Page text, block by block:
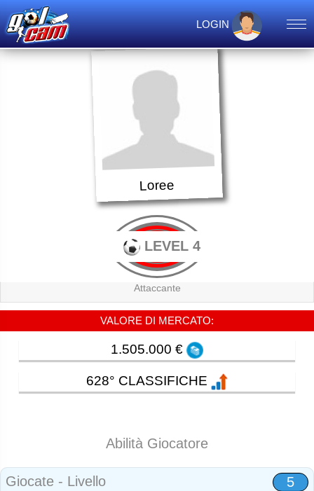
LOGIN
Loree
LEVEL 4
Attaccante
VALORE DI MERCATO:
1.505.000 €
628° CLASSIFICHE
Abilità Giocatore
Giocate - Livello 5